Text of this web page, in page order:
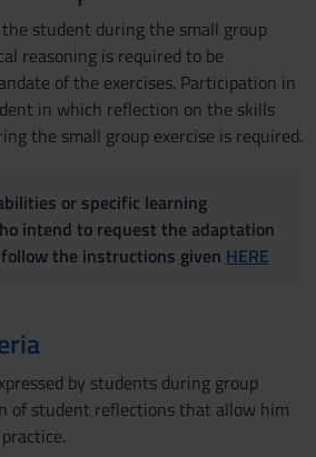
student during the small group
reasoning is required to be
of the exercises. Participation in
in which reflection on the skills
the small group exercise is required.
or specific learning
intend to request the adaptation
the instructions given HERE
by students during group
of student reflections that allow him